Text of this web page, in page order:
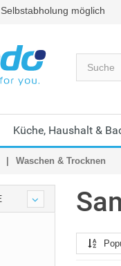
Selbstabholung möglich
Küche, Haushalt &
Waschen & Trocknen